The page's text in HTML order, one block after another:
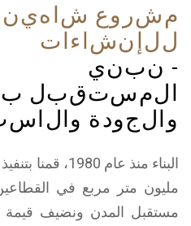
مشر وع شاهين
للإنشاءات
- نبني
المستقبل ب
والجودة والاس
مليون متر مربع في
مستقبل المدن ونضيف